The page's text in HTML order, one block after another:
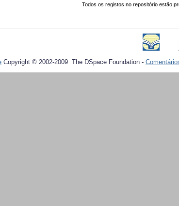
Todos os registos no repositório estão
Copyright © 2002-2009 The DSpace Foundation -